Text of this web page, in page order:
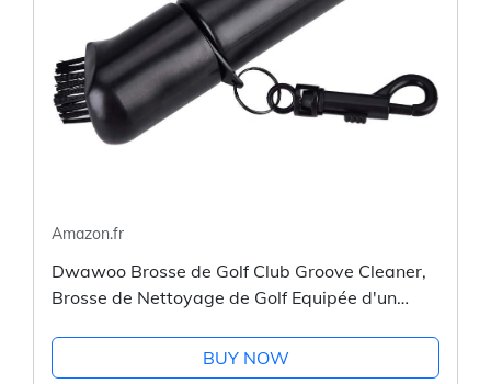
Amazon.fr
Dwawoo Brosse de Golf Club Groove Cleaner,
Brosse de Nettoyage de Golf Equipée d'un
BUY NOW